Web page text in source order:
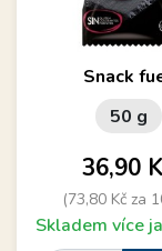
Snack
50 g
Cena
36,90
(73,80 Kč za
Skladem více